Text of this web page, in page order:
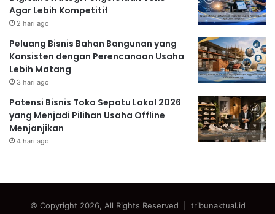
Agar Lebih Kompetitif
2 hari ago
Peluang Bisnis Bahan Bangunan yang
Konsisten dengan Perencanaan Usaha
Lebih Matang
3 hari ago
Potensi Bisnis Toko Sepatu Lokal 2026
yang Menjadi Pilihan Usaha Offline
Menjanjikan
4 hari ago
© Copyright 2026, All Rights Reserved | tribunaktual.id